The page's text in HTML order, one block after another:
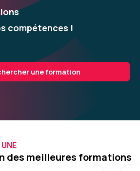
compétences !
une formation
des meilleures formations